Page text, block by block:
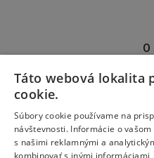
O
Táto webová lokalita
cookie.
Súbory cookie používame na
návštevnosti. Informácie o
s našimi reklamnými a
kombinovať s inými